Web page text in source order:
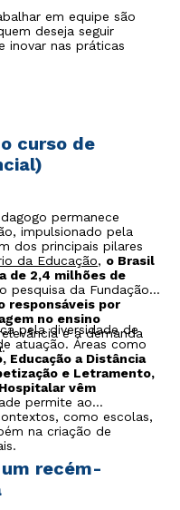
em equipe são
deseja seguir
inovar nas práticas
curso de
permanece
impulsionado pela
dos principais pilares
da Educação, o Brasil
de 2,4 milhões de
pesquisa da Fundação
responsáveis por
no ensino
e a demanda
pela diversidade de
atuação. Áreas como
Educação a Distância
e Letramento,
vêm
permite ao
como escolas,
na criação de
recém-